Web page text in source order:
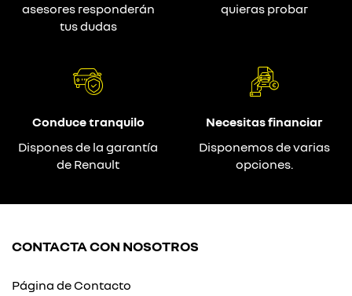
asesores responderán
tus dudas
quieras probar
Conduce tranquilo
Dispones de la garantía
de Renault
Necesitas financiar
Disponemos de varias
opciones.
CONTACTA CON NOSOTROS
Página de Contacto